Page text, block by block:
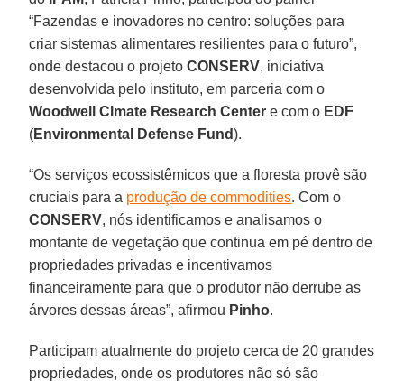
“Fazendas e inovadores no centro: soluções para
criar sistemas alimentares resilientes para o futuro”,
onde destacou o projetoCONSERV, iniciativa
desenvolvida pelo instituto, em parceria com o
Woodwell Clmate Research Center e com o EDF
(Environmental Defense Fund).
“Os serviços ecossistêmicos que a floresta provê são
cruciais para a produção de commodities. Com o
CONSERV, nós identificamos e analisamos o
montante de vegetação que continua em pé dentro de
propriedades privadas e incentivamos
financeiramente para que o produtor não derrube as
árvores dessas áreas”, afirmou Pinho.
Participam atualmente do projeto cerca de 20 grandes
propriedades, onde os produtores não só são